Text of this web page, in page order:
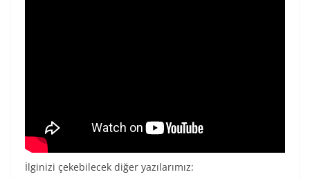
İlginizi çekebilecek diğer yazılarımız: